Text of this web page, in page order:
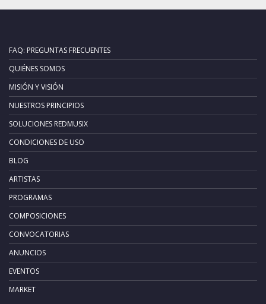
FAQ: PREGUNTAS FRECUENTES
QUIÉNES SOMOS
MISIÓN Y VISIÓN
NUESTROS PRINCIPIOS
SOLUCIONES REDMUSIX
CONDICIONES DE USO
BLOG
ARTISTAS
PROGRAMAS
COMPOSICIONES
CONVOCATORIAS
ANUNCIOS
EVENTOS
MARKET